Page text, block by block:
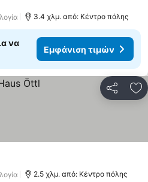
3.4 χλμ. από: Κέντρο πόλης
να
Εμφάνιση τιμών
2.5 χλμ. από: Κέντρο πόλης